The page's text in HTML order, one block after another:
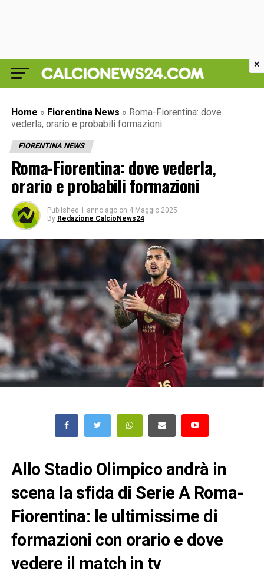
Home » Fiorentina News » Roma-Fiorentina: dove
vederla, orario e probabili formazioni
FIORENTINA NEWS
Roma-Fiorentina: dove vederla,
orario e probabili formazioni
Published 1 anno ago on 4 Maggio 2025
By Redazione CalcioNews24
Allo Stadio Olimpico andrà in
scena la sfida di Serie A Roma-
Fiorentina: le ultimissime di
formazioni con orario e dove
vedere il match in tv
×